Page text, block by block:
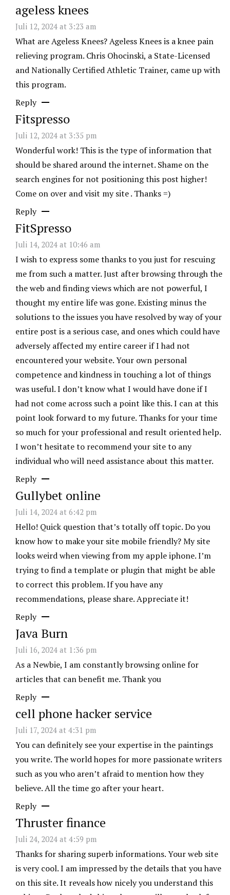
ageless knees
Juli 12, 2024 at 3:23 am
What are Ageless Knees? Ageless Knees is a knee pain
relieving program. Chris Ohocinski, a State-Licensed
and Nationally Certified Athletic Trainer, came up with
this program.
Reply
Fitspresso
Juli 12, 2024 at 3:35 pm
Wonderful work! This is the type of information that
should be shared around the internet. Shame on the
search engines for not positioning this post higher!
Come on over and visit my site . Thanks =)
Reply
FitSpresso
Juli 14, 2024 at 10:46 am
I wish to express some thanks to you just for rescuing
me from such a matter. Just after browsing through the
the web and finding views which are not powerful, I
thought my entire life was gone. Existing minus the
solutions to the issues you have resolved by way of your
entire post is a serious case, and ones which could have
adversely affected my entire career if I had not
encountered your website. Your own personal
competence and kindness in touching a lot of things
was useful. I don’t know what I would have done if I
had not come across such a point like this. I can at this
point look forward to my future. Thanks for your time
so much for your professional and result oriented help.
I won’t hesitate to recommend your site to any
individual who will need assistance about this matter.
Reply
Gullybet online
Juli 14, 2024 at 6:42 pm
Hello! Quick question that’s totally off topic. Do you
know how to make your site mobile friendly? My site
looks weird when viewing from my apple iphone. I’m
trying to find a template or plugin that might be able
to correct this problem. If you have any
recommendations, please share. Appreciate it!
Reply
Java Burn
Juli 16, 2024 at 1:36 pm
As a Newbie, I am constantly browsing online for
articles that can benefit me. Thank you
Reply
cell phone hacker service
Juli 17, 2024 at 4:31 pm
You can definitely see your expertise in the paintings
you write. The world hopes for more passionate writers
such as you who aren’t afraid to mention how they
believe. All the time go after your heart.
Reply
Thruster finance
Juli 24, 2024 at 4:59 pm
Thanks for sharing superb informations. Your web site
is very cool. I am impressed by the details that you have
on this site. It reveals how nicely you understand this